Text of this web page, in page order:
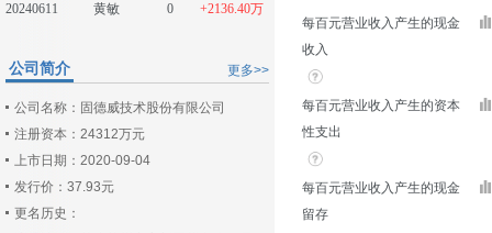
20240611
黄敏 0 +2136.40万
更多>>
公司简介
公司名称：固德威技术股份有限公司
注册资本：24312万元
上市日期：2020-09-04
发行价：37.93元
更名历史：
每百元营业收入产生的现金
收入
每百元营业收入产生的资本
性支出
每百元营业收入产生的现金
留存